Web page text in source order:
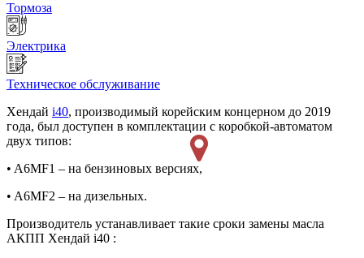
Тормоза
Электрика
Техническое обслуживание
Хендай i40, производимый корейским концерном до 2019
года, был доступен в комплектации с коробкой-автоматом
двух типов:
• A6MF1 – на бензиновых версиях,
• A6MF2 – на дизельных.
Производитель устанавливает такие сроки замены масла
АКПП Хендай i40 :